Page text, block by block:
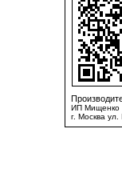
ИП Мищенко
г. Москва